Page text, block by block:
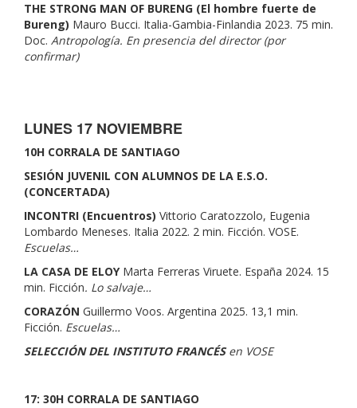
THE STRONG MAN OF BURENG (El hombre fuerte de
Bureng) Mauro Bucci. Italia-Gambia-Finlandia 2023. 75 min.
Doc. Antropología. En presencia del director (por
confirmar)
LUNES 17 NOVIEMBRE
10H CORRALA DE SANTIAGO
SESIÓN JUVENIL CON ALUMNOS DE LA E.S.O.
(CONCERTADA)
INCONTRI (Encuentros) Vittorio Caratozzolo, Eugenia
Lombardo Meneses. Italia 2022. 2 min. Ficción. VOSE.
Escuelas…
LA CASA DE ELOYMarta Ferreras Viruete. España 2024. 15
min. Ficción. Lo salvaje…
CORAZÓN Guillermo Voos. Argentina 2025. 13,1 min.
Ficción. Escuelas…
SELECCIÓN DEL INSTITUTO FRANCÉSen VOSE
17: 30H CORRALA DE SANTIAGO